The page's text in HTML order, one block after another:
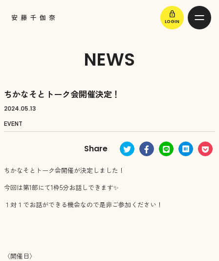
lock
LOGIN
NEWS
ちかなそとトーク会開催決定！
2024.05.13
EVENT
ちかなそとトーク会開催が決定しました！
今回は第1部にて1枠5分お話しできます✨
１対１でお話ができる機会なので是非ご参加ください！
〈開催日〉